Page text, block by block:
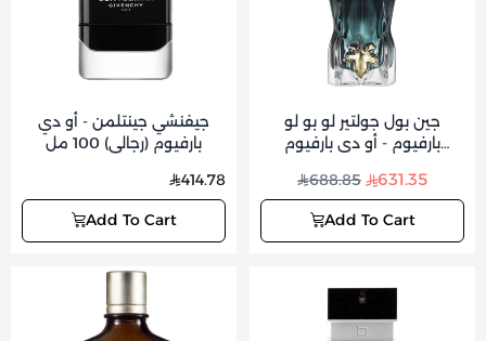
جيفنشي جينتلمن - أو دي
بارفيوم (رجالي) 100 مل
414.78
Add To Cart
جين بول جولتير لو بو لو
بارفيوم - أو دي بارفيوم
688.85 631.35
Add To Cart